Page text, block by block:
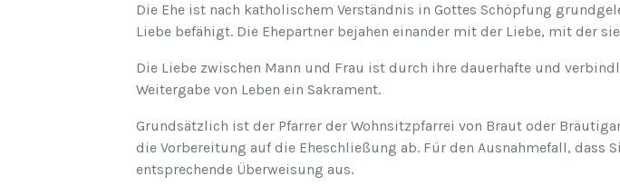
Die Ehe ist nach katholischem Verständnis in Gottes Schöpfung
Liebe befähigt. Die Ehepartner bejahen einander mit der Liebe, mit der
Die Liebe zwischen Mann und Frau ist durch ihre dauerhafte und
Weitergabe von Leben ein Sakrament.
Grundsätzlich ist der Pfarrer der Wohnsitzpfarrei von Braut oder
die Vorbereitung auf die Eheschließung ab. Für den Ausnahmefall, dass
entsprechende Überweisung aus.